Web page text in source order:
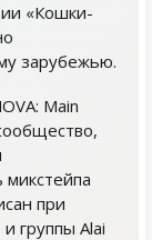
«Кошки-
зарубежью.
Main
при
группы Alai